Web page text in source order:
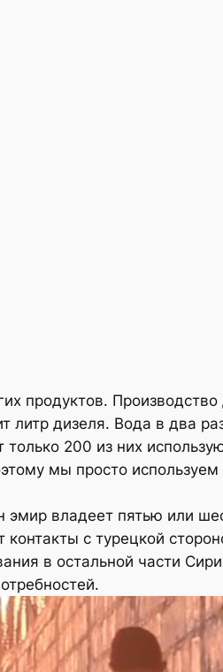
продуктов. Производство
литр дизеля. Вода в два
200 из них
мы просто используем
эмир владеет пятью или
с турецкой
в остальной части